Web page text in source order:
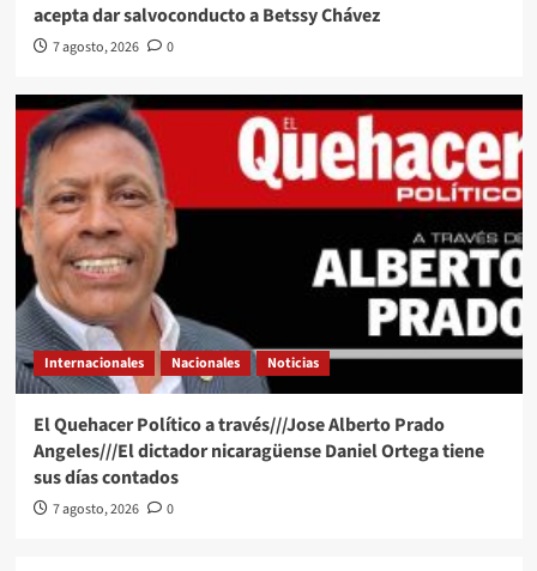
acepta dar salvoconducto a Betssy Chávez
7 agosto, 2026 0
Internacionales Nacionales Noticias
El Quehacer Político a través///Jose Alberto Prado
Angeles///El dictador nicaragüense Daniel Ortega tiene
sus días contados
7 agosto, 2026 0